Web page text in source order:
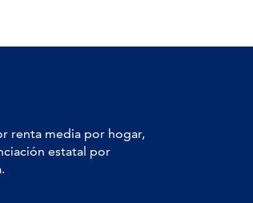
renta media por hogar,
estatal por